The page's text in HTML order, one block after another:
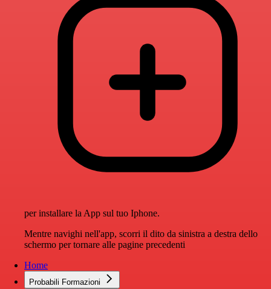
per installare la App sul tuo Iphone.
Mentre navighi nell'app, scorri il dito da sinistra a destra dello
schermo per tornare alle pagine precedenti
Home
Probabili Formazioni